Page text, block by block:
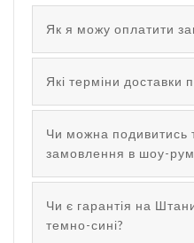
Як я можу оплатити
Які терміни доставки
Чи можна подивитись
замовлення в шоу-
Чи є гарантія на
темно-сині?